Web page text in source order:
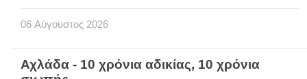
06 Αύγουστος 2026
Αχλάδα - 10 χρόνια αδικίας, 10 χρόνια